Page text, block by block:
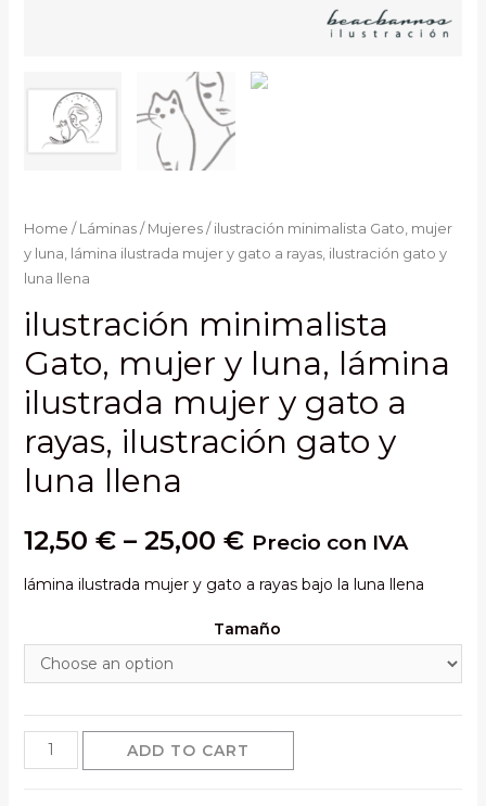
Home / Láminas/ Mujeres/ ilustración minimalista Gato, mujer
y luna, lámina ilustrada mujer y gato a rayas, ilustración gato y
luna llena
ilustración minimalista
Gato, mujer y luna, lámina
ilustrada mujer y gato a
rayas, ilustración gato y
luna llena
12,50 €– 25,00 € Precio con IVA
lámina ilustrada mujer y gato a rayas bajo la luna llena
Tamaño
ilustración
minimalista
ADD TO CART